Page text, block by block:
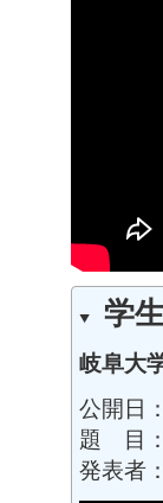
学
岐阜大
公開日
題 目：
発表者